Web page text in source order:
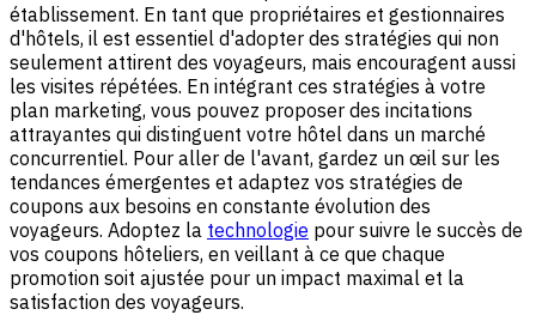
établissement. En tant que propriétaires et gestionnaires
d'hôtels, il est essentiel d'adopter des stratégies qui non
seulement attirent des voyageurs, mais encouragent aussi
les visites répétées. En intégrant ces stratégies à votre
plan marketing, vous pouvez proposer des incitations
attrayantes qui distinguent votre hôtel dans un marché
concurrentiel. Pour aller de l'avant, gardez un œil sur les
tendances émergentes et adaptez vos stratégies de
coupons aux besoins en constante évolution des
voyageurs. Adoptez la technologie pour suivre le succès de
vos coupons hôteliers, en veillant à ce que chaque
promotion soit ajustée pour un impact maximal et la
satisfaction des voyageurs.